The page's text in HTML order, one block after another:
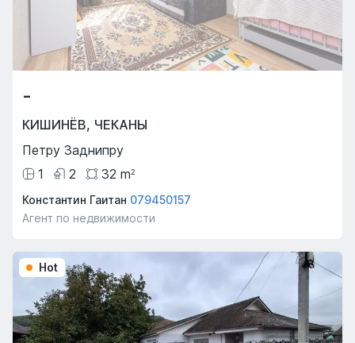
-
КИШИНЁВ, ЧЕКАНЫ
Петру Заднипру
1
2 32 m2
Константин Гаитан 079450157
Агент по недвижимости
Hot